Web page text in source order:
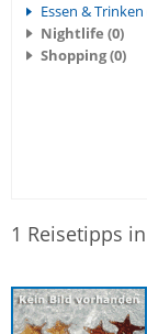
Essen & Trinken
Nightlife (0)
Shopping (0)
1 Reisetipps